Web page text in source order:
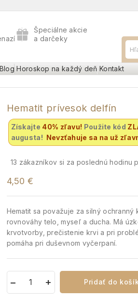
Špeciálne akcie
a darčeky
Blog Horoskop na každý deň Kontakt
Hematit prívesok delfín
Získajte 40% zľavu! Použite kód
augusta! Nevzťahuje sa na už
13 zákazníkov si za poslednú hodinu
4,50€
Hematit sa považuje za silný
rovnováhy telo, myseľ a ducha. Má
krvotvorby, prečistenie krvi a pri
pomáha pri duševnom vyčerpaní.
Pridať do